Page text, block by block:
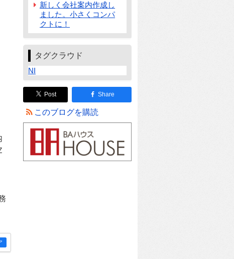
新しく会社案内作成し
ました。小さくコンパ
クトに！
タグクラウド
NI
Post Share
このブログを購読